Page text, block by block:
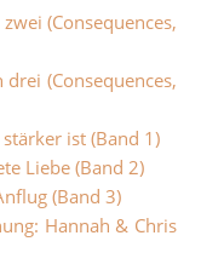
(Consequences,
(Consequences,
ist (Band 1)
Liebe (Band 2)
(Band 3)
Hannah & Chris